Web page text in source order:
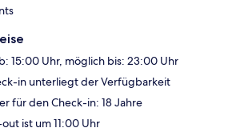
15:00 Uhr, möglich bis: 23:00 Uhr
in unterliegt der Verfügbarkeit
für den Check-in: 18 Jahre
ist um 11:00 Uhr